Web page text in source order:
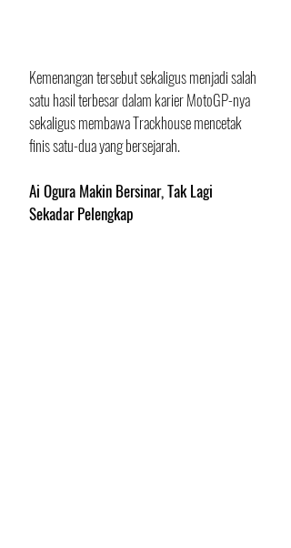
Kemenangan tersebut sekaligus menjadi salah
satu hasil terbesar dalam karier MotoGP-nya
sekaligus membawa Trackhouse mencetak
finis satu-dua yang bersejarah.
Ai Ogura Makin Bersinar, Tak Lagi
Sekadar Pelengkap